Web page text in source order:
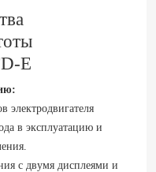
E
электродвигателя
в эксплуатацию и
с двумя дисплеями и